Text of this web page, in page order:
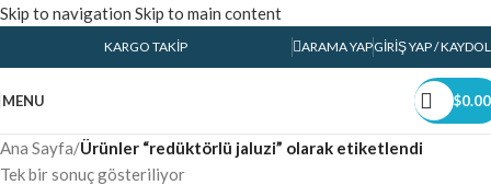
Skip to navigation Skip to main content
KARGO TAKIP ARAMA YAPGIRIŞ YAP / KAYDOL
MENU $0.00
Ana Sayfa/Ürünler “redüktörlü jaluzi” olarak etiketlendi
Tek bir sonuç gösteriliyor